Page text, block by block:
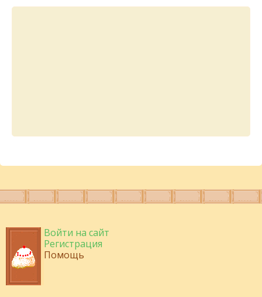
Войти на сайт
Регистрация
Помощь